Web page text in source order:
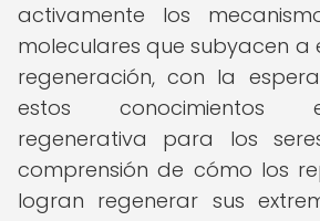
activamente los
moleculares que subyacen a
regeneración, con la
estos conocimientos
regenerativa para los
comprensión de cómo los
logran regenerar sus